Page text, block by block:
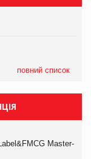
повний список
Master-